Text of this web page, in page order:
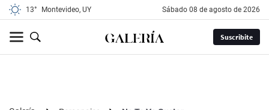
13° Montevideo, UY sábado 08 de agosto de 2026
Suscribite